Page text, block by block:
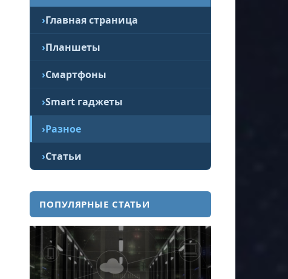
Главная страница
Планшеты
Смартфоны
Smart гаджеты
Разное
Статьи
ПОПУЛЯРНЫЕ СТАТЬИ